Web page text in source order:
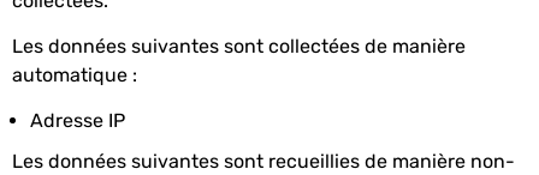
Les données suivantes sont collectées de manière
automatique :
Adresse IP
Les données suivantes sont recueillies de manière non-